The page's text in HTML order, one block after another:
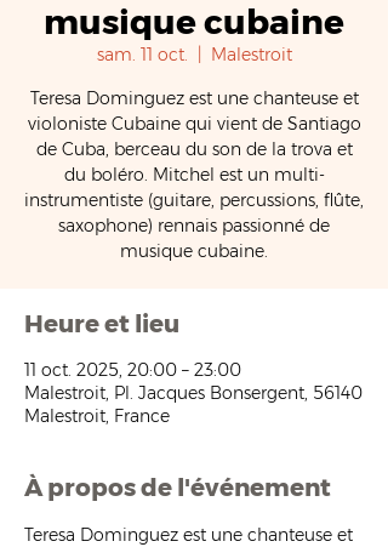
musique cubaine
sam. 11 oct.
Malestroit
Teresa Dominguez est une chanteuse et
violoniste Cubaine qui vient de Santiago
de Cuba, berceau du son de la trova et
du boléro. Mitchel est un multi-
instrumentiste (guitare, percussions, flûte,
saxophone) rennais passionné de
musique cubaine.
Heure et lieu
11 oct. 2025, 20:00 – 23:00
Malestroit, Pl. Jacques Bonsergent, 56140
Malestroit, France
À propos de l'événement
Teresa Dominguez est une chanteuse et